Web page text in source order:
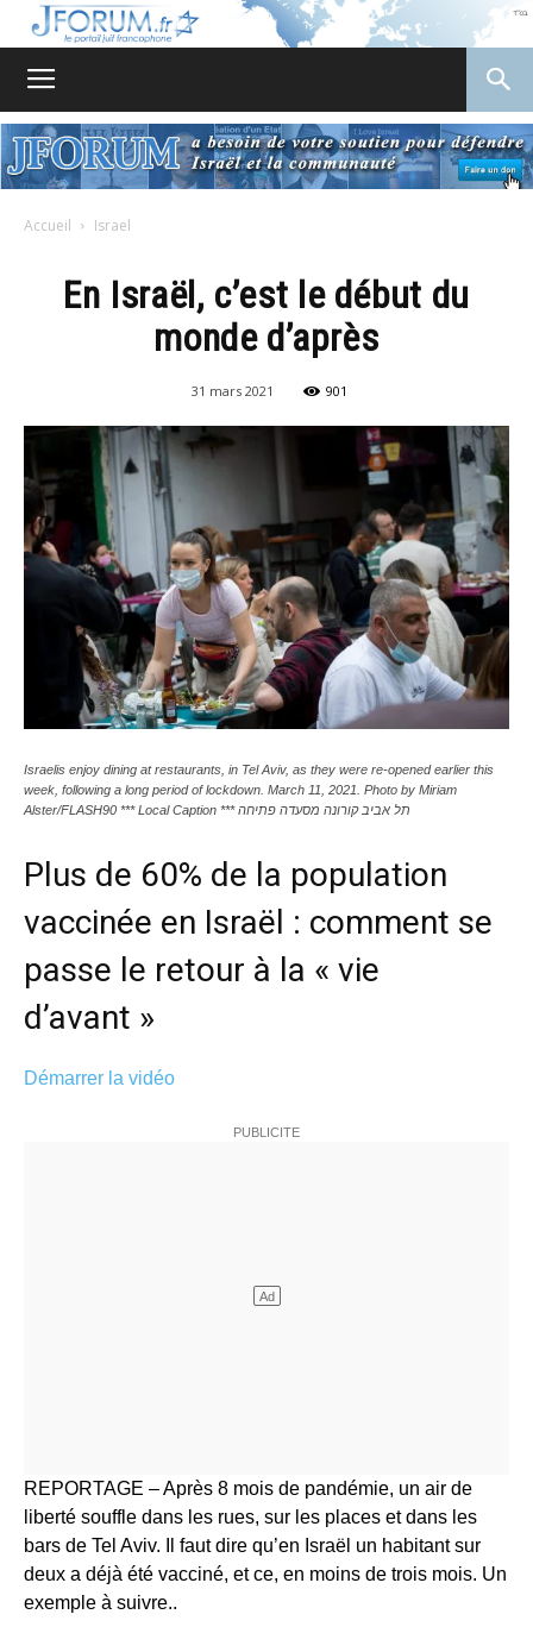
Accueil Israel
En Israël, c’est le début du
monde d’après
31 mars 2021 901
Israelis enjoy dining at restaurants, in Tel Aviv, as they were re-opened earlier this
week, following a long period of lockdown. March 11, 2021. Photo by Miriam
Alster/FLASH90 *** Local Caption *** תל אביב קורונה מסעדה פתיחה
Plus de 60% de la population
vaccinée en Israël : comment se
passe le retour à la « vie
d’avant »
Démarrer la vidéo
REPORTAGE – Après 8 mois de pandémie, un air de
liberté souffle dans les rues, sur les places et dans les
bars de Tel Aviv. Il faut dire qu’en Israël un habitant sur
deux a déjà été vacciné, et ce, en moins de trois mois. Un
exemple à suivre..